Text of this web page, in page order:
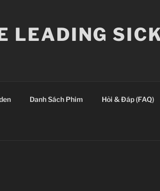
LEADING
Danh Sách Phim Hỏi & Đáp (FAQ)